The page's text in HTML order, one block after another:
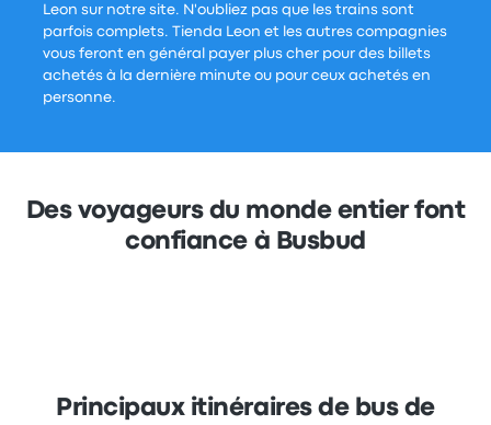
Leon sur notre site. N'oubliez pas que les trains sont
parfois complets. Tienda Leon et les autres compagnies
vous feront en général payer plus cher pour des billets
achetés à la dernière minute ou pour ceux achetés en
personne.
Des voyageurs du monde entier font
confiance à Busbud
Principaux itinéraires de bus de